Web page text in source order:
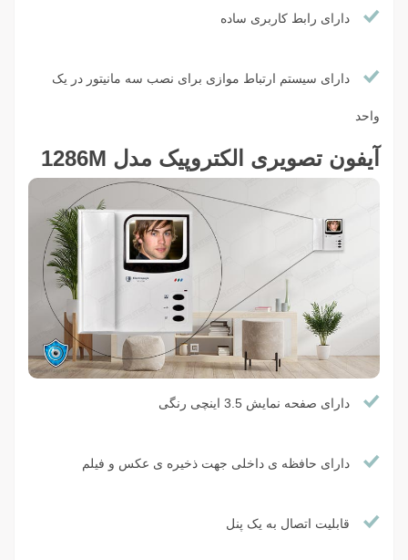
دارای رابط کاربری ساده
دارای سیستم ارتباط موازی برای نصب سه مانیتور در یک
واحد
آیفون تصویری الکتروپیک مدل 1286M
دارای صفحه نمایش 3.5 اینچی رنگی
دارای حافظه ی داخلی جهت ذخیره ی عکس و فیلم
قابلیت اتصال به یک پنل